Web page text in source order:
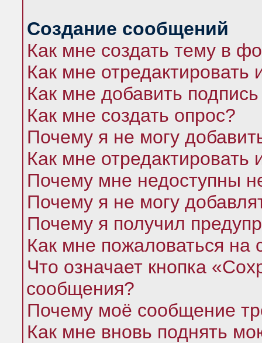
Создание сообщений
Как мне создать тему в
Как мне
Как мне добавить
Как мне создать опрос?
Почему я не могу
Как мне отредактировать
Почему мне недоступны
Почему я не могу
Почему я получил
Как мне пожаловаться
Что означает кнопка
сообщения?
Почему моё сообщение
Как мне вновь поднять